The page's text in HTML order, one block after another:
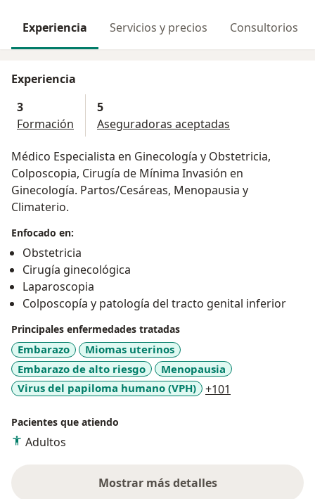
Experiencia Servicios y precios Consultorios
Experiencia
3
Formación
5
Aseguradoras aceptadas
Médico Especialista en Ginecología y Obstetricia,
Colposcopia, Cirugía de Mínima Invasión en
Ginecología. Partos/Cesáreas, Menopausia y
Climaterio.
Enfocado en:
Obstetricia
Cirugía ginecológica
Laparoscopia
Colposcopía y patología del tracto genital inferior
Principales enfermedades tratadas
Embarazo
Miomas uterinos
Embarazo de alto riesgo
Menopausia
Virus del papiloma humano (VPH)
+101
Pacientes que atiendo
Adultos
Mostrar más detalles
sobre la experiencia